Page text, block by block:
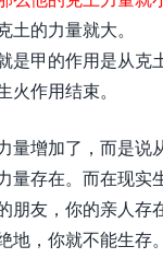
土的力量就大。
是甲的作用是从克
火作用结束。
量增加了，而是说
量存在。而在现实
朋友，你的亲人存
地，你就不能生存